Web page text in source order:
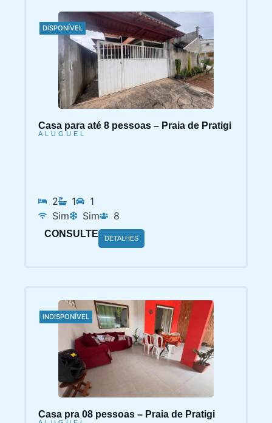
DISPONÍVEL
Casa para até 8 pessoas – Praia de Pratigi
ALUGUEL
2 1
1
Sim
Sim 8
CONSULTE DETALHES
INDISPONÍVEL
Casa pra 08 pessoas – Praia de Pratigi
ALUGUEL